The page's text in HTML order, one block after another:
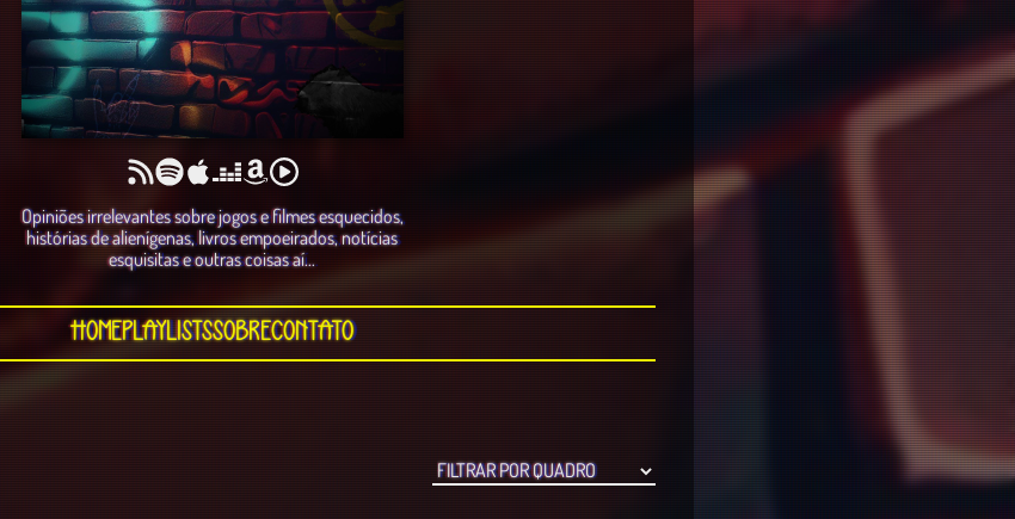
Opiniões irrelevantes sobre jogos e filmes esquecidos,
histórias de alienígenas, livros empoeirados, notícias
esquisitas e outras coisas aí...
HomePlaylistsSobreContato